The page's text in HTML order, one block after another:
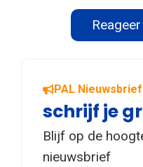
PAL Nieuwsbrief
schrijf je
Blijf op de
nieuwsbrief